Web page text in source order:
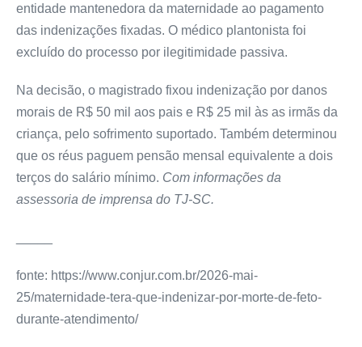
entidade mantenedora da maternidade ao pagamento
das indenizações fixadas. O médico plantonista foi
excluído do processo por ilegitimidade passiva.
Na decisão, o magistrado fixou indenização por danos
morais de R$ 50 mil aos pais e R$ 25 mil às as irmãs da
criança, pelo sofrimento suportado. Também determinou
que os réus paguem pensão mensal equivalente a dois
terços do salário mínimo. Com informações da
assessoria de imprensa do TJ-SC.
fonte: https://www.conjur.com.br/2026-mai-
25/maternidade-tera-que-indenizar-por-morte-de-feto-
durante-atendimento/